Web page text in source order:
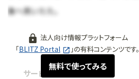
法人向け情報プラットフォーム
「BLITZ Portal 」の有料コンテンツです。
無料で使ってみる
サービス紹介